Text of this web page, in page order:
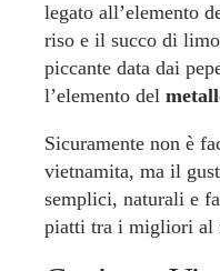
legato all’elemento
riso e il succo di
piccante data dai
l’elemento del
Sicuramente non è
vietnamita, ma il
semplici, naturali e
piatti tra i migliori al